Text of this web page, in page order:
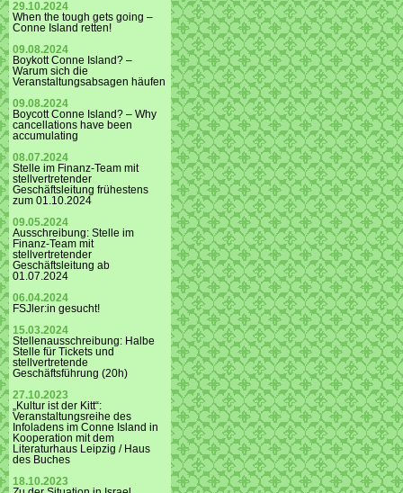
29.10.2024
When the tough gets going –
Conne Island retten!
09.08.2024
Boykott Conne Island? –
Warum sich die
Veranstaltungsabsagen häufen
09.08.2024
Boycott Conne Island? – Why
cancellations have been
accumulating
08.07.2024
Stelle im Finanz-Team mit
stellvertretender
Geschäftsleitung frühestens
zum 01.10.2024
09.05.2024
Ausschreibung: Stelle im
Finanz-Team mit
stellvertretender
Geschäftsleitung ab
01.07.2024
06.04.2024
FSJler:in gesucht!
15.03.2024
Stellenausschreibung: Halbe
Stelle für Tickets und
stellvertretende
Geschäftsführung (20h)
27.10.2023
„Kultur ist der Kitt“:
Veranstaltungsreihe des
Infoladens im Conne Island in
Kooperation mit dem
Literaturhaus Leipzig / Haus
des Buches
18.10.2023